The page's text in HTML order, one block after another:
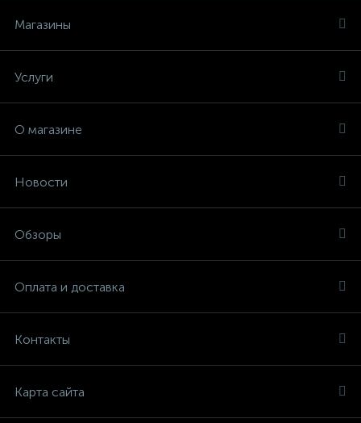
Магазины
Услуги
О магазине
Новости
Обзоры
Оплата и доставка
Контакты
Карта сайта